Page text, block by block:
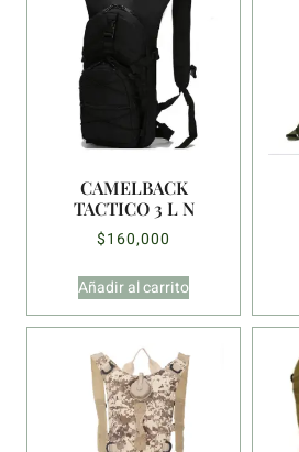
CAMELBACK
TACTICO 3 L N
$160,000
Añadir al carrito